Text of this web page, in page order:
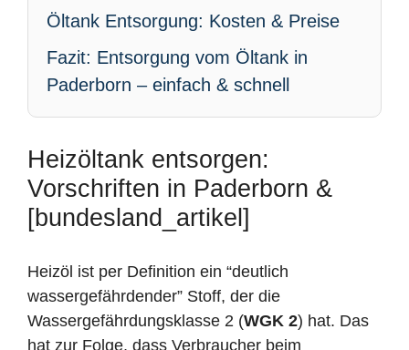
Öltank Entsorgung: Kosten & Preise
Fazit: Entsorgung vom Öltank in
Paderborn – einfach & schnell
Heizöltank entsorgen:
Vorschriften in Paderborn &
[bundesland_artikel]
Heizöl ist per Definition ein “deutlich
wassergefährdender” Stoff, der die
Wassergefährdungsklasse 2 (WGK 2) hat. Das
hat zur Folge, dass Verbraucher beim